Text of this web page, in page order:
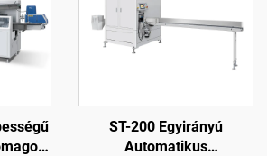
ST-200 Egyirányú
Automatikus